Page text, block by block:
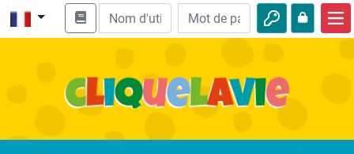
Enseignement biblique